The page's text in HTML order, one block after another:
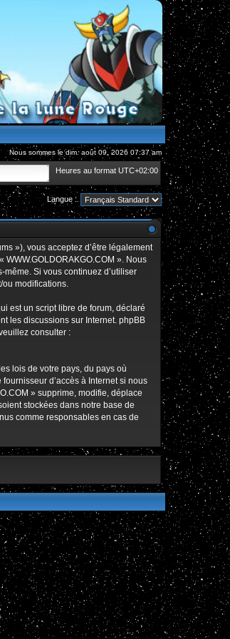
Nous sommes le dim. août 09, 2026 07:37 am
Heures au format UTC+02:00
Langue :
»), vous acceptez d’être légalement
». Nous
Si vous continuez d’utiliser
modifications.
est un script libre de forum, déclaré
les discussions sur Internet. phpBB
consulter :
lois de votre pays, du pays où
d’accès à Internet si nous
» supprime, modifie, déplace
stockées dans notre base de
comme responsables en cas de